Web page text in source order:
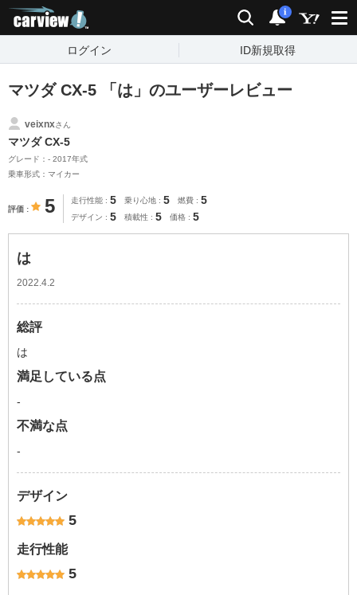
検索 通知
i
ログイン ID新規取得
マツダ CX-5 「は」のユーザーレビュー
veixnxさん
マツダ CX-5
グレード：- 2017年式
乗車形式：マイカー
評価 5 走行性能 5 乗り心地 5 燃費 5
デザイン 5 積載性 5 価格 5
は
2022.4.2
総評
は
満足している点
-
不満な点
-
デザイン
5
走行性能
5